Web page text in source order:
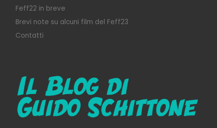
Feff22 in breve
Brevi note su alcuni film del Feff23
Contatti